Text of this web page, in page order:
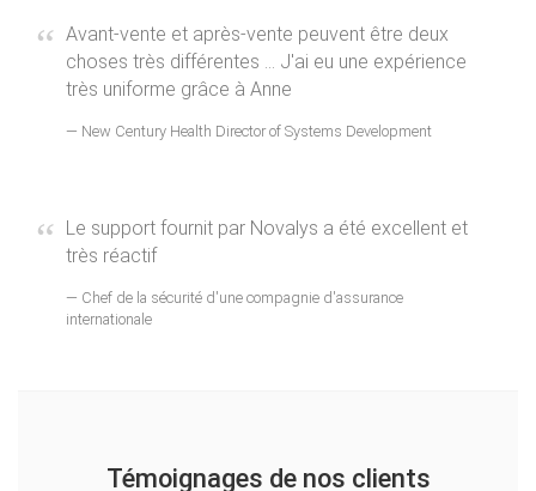
Avant-vente et après-vente peuvent être deux
choses très différentes ... J'ai eu une expérience
très uniforme grâce à Anne
New Century Health Director of Systems Development
Le support fournit par Novalys a été excellent et
très réactif
Chef de la sécurité d'une compagnie d'assurance
internationale
Témoignages de nos clients